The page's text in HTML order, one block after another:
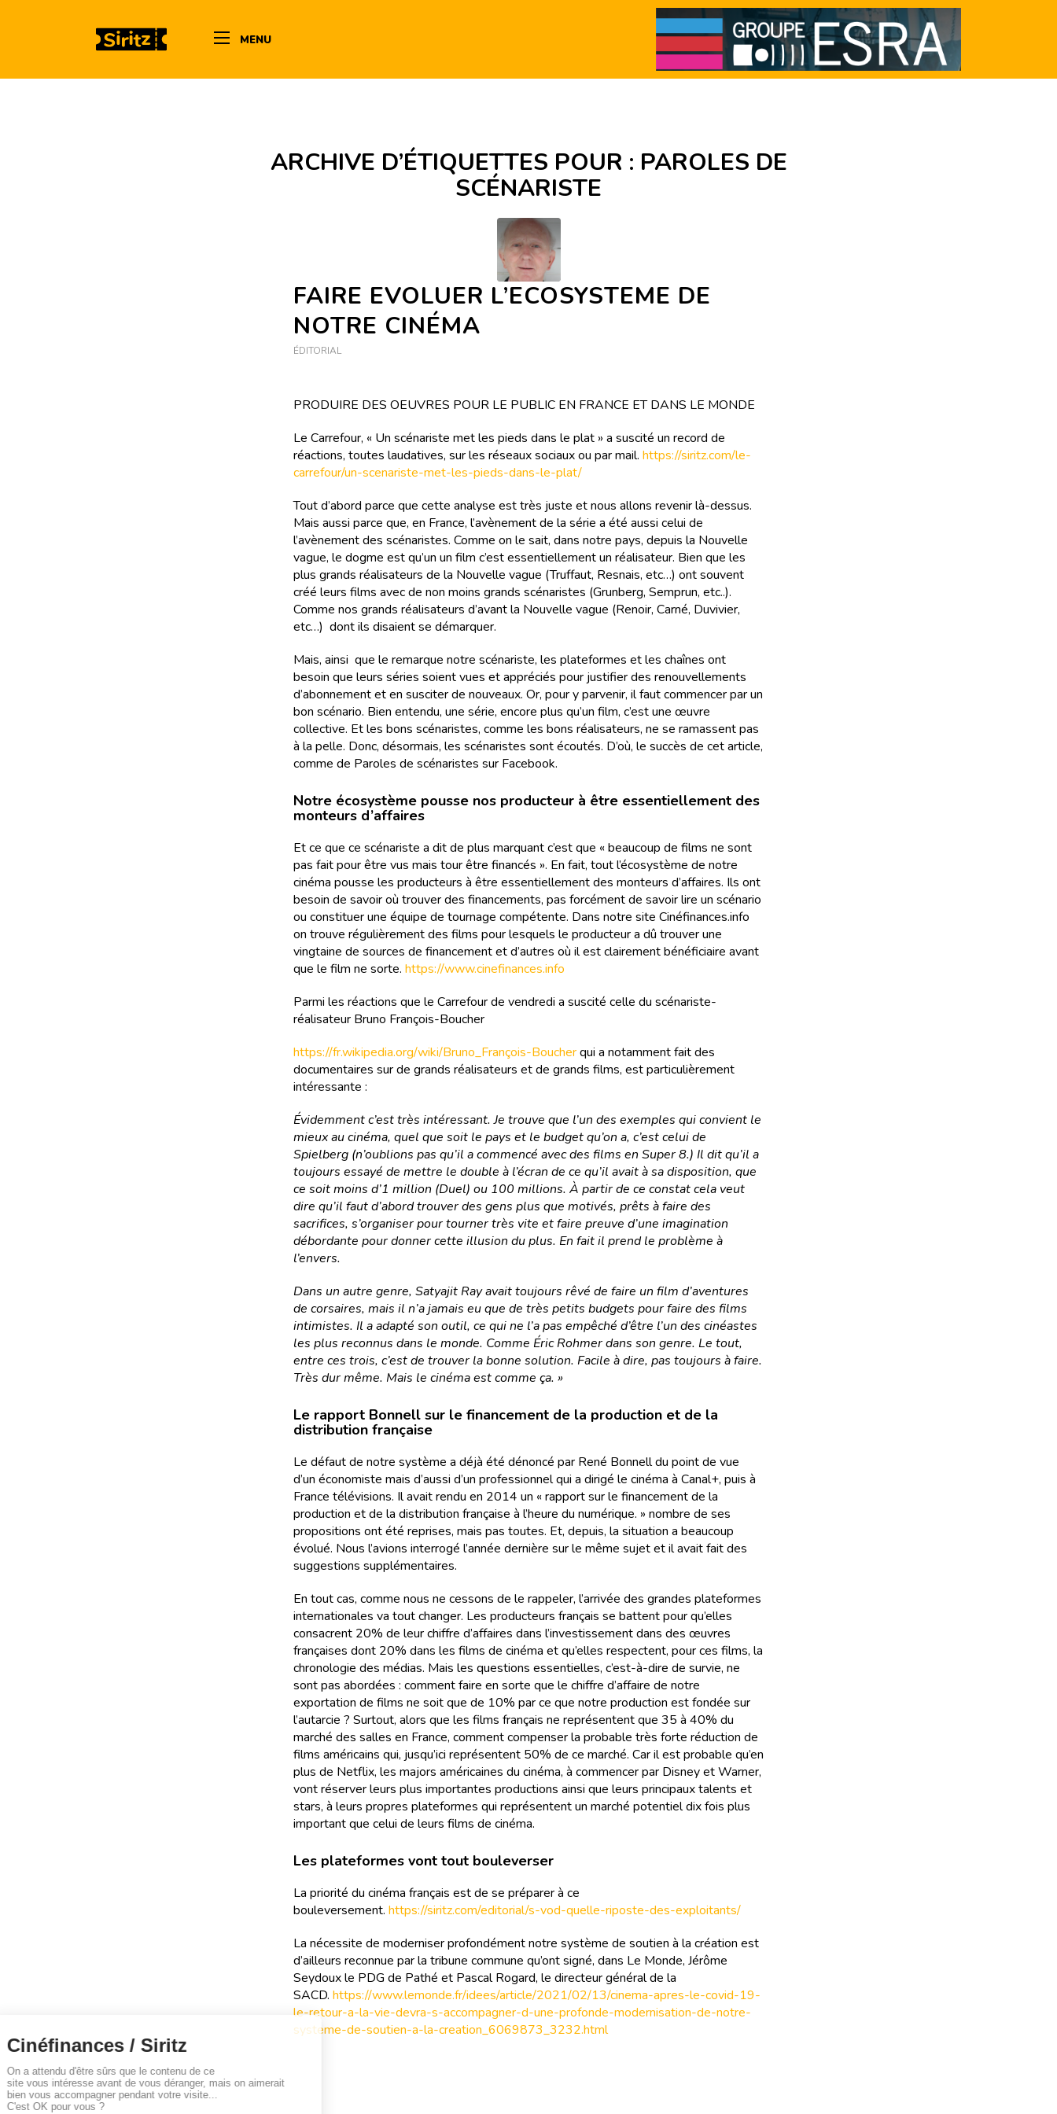
MENU
ARCHIVE D’ÉTIQUETTES POUR : PAROLES DE
SCÉNARISTE
FAIRE EVOLUER L’ECOSYSTEME DE
NOTRE CINÉMA
ÉDITORIAL
PRODUIRE DES OEUVRES POUR LE PUBLIC EN FRANCE ET DANS LE MONDE
Le Carrefour, « Un scénariste met les pieds dans le plat » a suscité un record de
réactions, toutes laudatives, sur les réseaux sociaux ou par mail. https://siritz.com/le-
carrefour/un-scenariste-met-les-pieds-dans-le-plat/
Tout d’abord parce que cette analyse est très juste et nous allons revenir là-dessus.
Mais aussi parce que, en France, l’avènement de la série a été aussi celui de
l’avènement des scénaristes. Comme on le sait, dans notre pays, depuis la Nouvelle
vague, le dogme est qu’un un film c’est essentiellement un réalisateur. Bien que les
plus grands réalisateurs de la Nouvelle vague (Truffaut, Resnais, etc…) ont souvent
créé leurs films avec de non moins grands scénaristes (Grunberg, Semprun, etc..).
Comme nos grands réalisateurs d’avant la Nouvelle vague (Renoir, Carné, Duvivier,
etc…) dont ils disaient se démarquer.
Mais, ainsi que le remarque notre scénariste, les plateformes et les chaînes ont
besoin que leurs séries soient vues et appréciés pour justifier des renouvellements
d’abonnement et en susciter de nouveaux. Or, pour y parvenir, il faut commencer par un
bon scénario. Bien entendu, une série, encore plus qu’un film, c’est une œuvre
collective. Et les bons scénaristes, comme les bons réalisateurs, ne se ramassent pas
à la pelle. Donc, désormais, les scénaristes sont écoutés. D’où, le succès de cet article,
comme de Paroles de scénaristes sur Facebook.
Notre écosystème pousse nos producteur à être essentiellement des
monteurs d’affaires
Et ce que ce scénariste a dit de plus marquant c’est que « beaucoup de films ne sont
pas fait pour être vus mais tour être financés ». En fait, tout l’écosystème de notre
cinéma pousse les producteurs à être essentiellement des monteurs d’affaires. Ils ont
besoin de savoir où trouver des financements, pas forcément de savoir lire un scénario
ou constituer une équipe de tournage compétente. Dans notre site Cinéfinances.info
on trouve régulièrement des films pour lesquels le producteur a dû trouver une
vingtaine de sources de financement et d’autres où il est clairement bénéficiaire avant
que le film ne sorte. https://www.cinefinances.info
Parmi les réactions que le Carrefour de vendredi a suscité celle du scénariste-
réalisateur Bruno François-Boucher
https://fr.wikipedia.org/wiki/Bruno_François-Boucherqui a notamment fait des
documentaires sur de grands réalisateurs et de grands films, est particulièrement
intéressante :
Évidemment c’est très intéressant. Je trouve que l’un des exemples qui convient le
mieux au cinéma, quel que soit le pays et le budget qu’on a, c’est celui de
Spielberg (n’oublions pas qu’il a commencé avec des films en Super 8.) Il dit qu’il a
toujours essayé de mettre le double à l’écran de ce qu’il avait à sa disposition, que
ce soit moins d’1 million (Duel) ou 100 millions. À partir de ce constat cela veut
dire qu’il faut d’abord trouver des gens plus que motivés, prêts à faire des
sacrifices, s’organiser pour tourner très vite et faire preuve d’une imagination
débordante pour donner cette illusion du plus. En fait il prend le problème à
l’envers.
Dans un autre genre, Satyajit Ray avait toujours rêvé de faire un film d’aventures
de corsaires, mais il n’a jamais eu que de très petits budgets pour faire des films
intimistes. Il a adapté son outil, ce qui ne l’a pas empêché d’être l’un des cinéastes
les plus reconnus dans le monde. Comme Éric Rohmer dans son genre. Le tout,
entre ces trois, c’est de trouver la bonne solution. Facile à dire, pas toujours à faire.
Très dur même. Mais le cinéma est comme ça. »
Le rapport Bonnell sur le financement de la production et de la
distribution française
Le défaut de notre système a déjà été dénoncé par René Bonnell du point de vue
d’un économiste mais d’aussi d’un professionnel qui a dirigé le cinéma à Canal+, puis à
France télévisions. Il avait rendu en 2014 un « rapport sur le financement de la
production et de la distribution française à l’heure du numérique. » nombre de ses
propositions ont été reprises, mais pas toutes. Et, depuis, la situation a beaucoup
évolué. Nous l’avions interrogé l’année dernière sur le même sujet et il avait fait des
suggestions supplémentaires.
En tout cas, comme nous ne cessons de le rappeler, l’arrivée des grandes plateformes
internationales va tout changer. Les producteurs français se battent pour qu’elles
consacrent 20% de leur chiffre d’affaires dans l’investissement dans des œuvres
françaises dont 20% dans les films de cinéma et qu’elles respectent, pour ces films, la
chronologie des médias. Mais les questions essentielles, c’est-à-dire de survie, ne
sont pas abordées : comment faire en sorte que le chiffre d’affaire de notre
exportation de films ne soit que de 10% par ce que notre production est fondée sur
l’autarcie ? Surtout, alors que les films français ne représentent que 35 à 40% du
marché des salles en France, comment compenser la probable très forte réduction de
films américains qui, jusqu’ici représentent 50% de ce marché. Car il est probable qu’en
plus de Netflix, les majors américaines du cinéma, à commencer par Disney et Warner,
vont réserver leurs plus importantes productions ainsi que leurs principaux talents et
stars, à leurs propres plateformes qui représentent un marché potentiel dix fois plus
important que celui de leurs films de cinéma.
Les plateformes vont tout bouleverser
La priorité du cinéma français est de se préparer à ce
bouleversement. https://siritz.com/editorial/s-vod-quelle-riposte-des-exploitants/
La nécessite de moderniser profondément notre système de soutien à la création est
d’ailleurs reconnue par la tribune commune qu’ont signé, dans Le Monde, Jérôme
Seydoux le PDG de Pathé et Pascal Rogard, le directeur général de la
SACD. https://www.lemonde.fr/idees/article/2021/02/13/cinema-apres-le-covid-19-
le-retour-a-la-vie-devra-s-accompagner-d-une-profonde-modernisation-de-notre-
systeme-de-soutien-a-la-creation_6069873_3232.html